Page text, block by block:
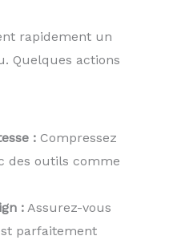
rapidement un
Quelques actions
: Compressez
des outils comme
: Assurez-vous
parfaitement